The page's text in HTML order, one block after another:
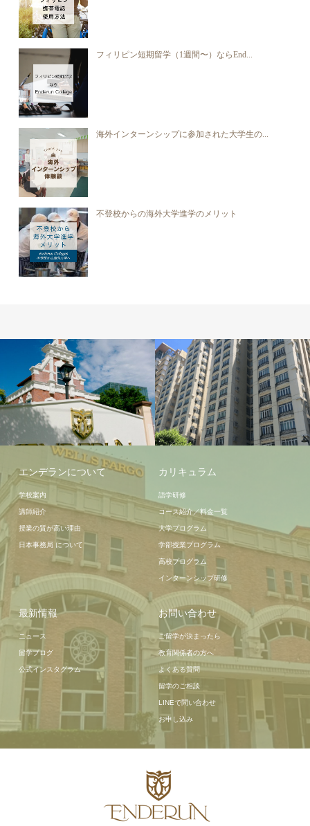
フィリピン短期留学（1週間〜）ならEnd...
海外インターンシップに参加された大学生の...
不登校からの海外大学進学のメリット
学校施設 宿泊施設
エンデランについて
学校案内
講師紹介
授業の質が高い理由
日本事務局 について
カリキュラム
語学研修
コース紹介／料金一覧
大学プログラム
学部授業プログラム
高校プログラム
インターンシップ研修
最新情報
ニュース
留学ブログ
公式インスタグラム
お問い合わせ
ご留学が決まったら
教育関係者の方へ
よくある質問
留学のご相談
LINEで問い合わせ
お申し込み